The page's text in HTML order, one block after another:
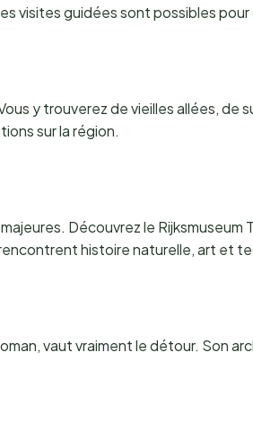
visites guidées sont possibles
y trouverez de vieilles allées,
sur la région.
Découvrez le
histoire naturelle, art et
vaut vraiment le détour. Son